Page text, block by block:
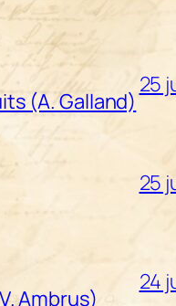
(A. Galland)
25
25
Ambrus)
24